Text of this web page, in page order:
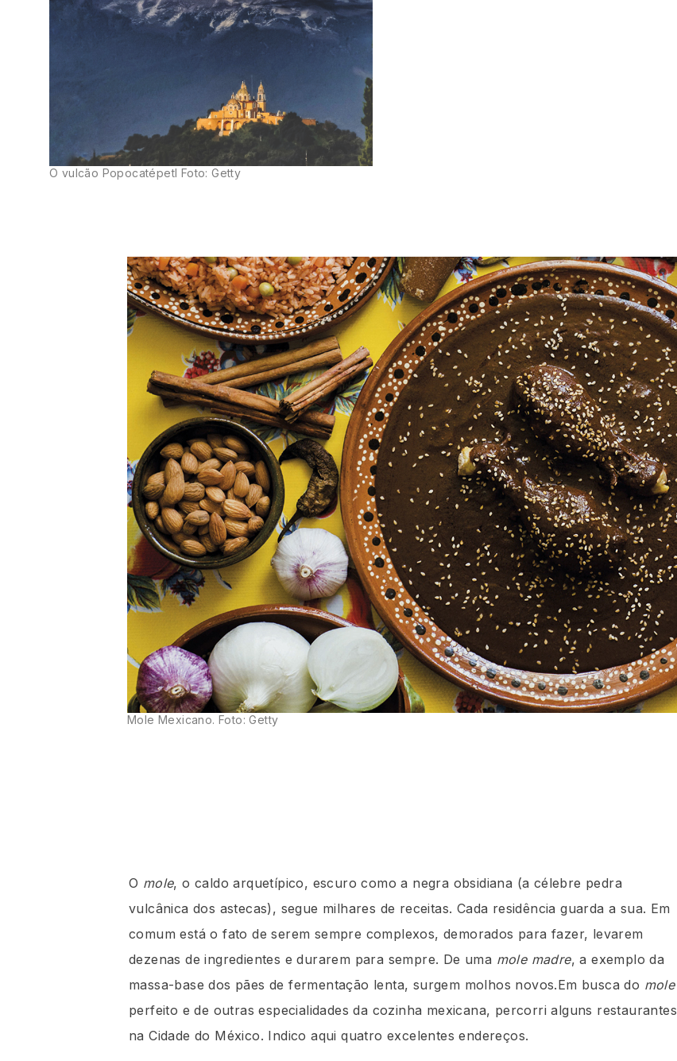
O vulcão Popocatépetl Foto: Getty
Mole Mexicano. Foto: Getty
O mole, o caldo arquetípico, escuro como a negra obsidiana (a célebre pedra
vulcânica dos astecas), segue milhares de receitas. Cada residência guarda a sua. Em
comum está o fato de serem sempre complexos, demorados para fazer, levarem
dezenas de ingredientes e durarem para sempre. De uma mole madre, a exemplo da
massa-base dos pães de fermentação lenta, surgem molhos novos.Em busca do mole
perfeito e de outras especialidades da cozinha mexicana, percorri alguns restaurantes
na Cidade do México. Indico aqui quatro excelentes endereços.